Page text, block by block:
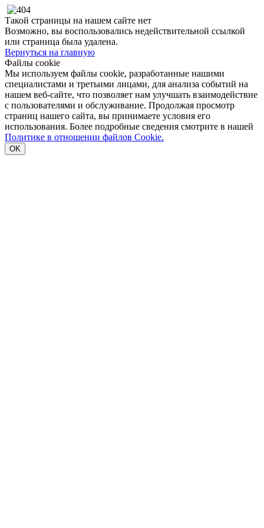
Такой страницы на нашем сайте нет
Возможно, вы воспользовались недействительной ссылкой
или страница была удалена.
Вернуться на главную
Файлы cookie
Мы используем файлы cookie, разработанные нашими
специалистами и третьими лицами, для анализа событий на
нашем веб-сайте, что позволяет нам улучшать взаимодействие
с пользователями и обслуживание. Продолжая просмотр
страниц нашего сайта, вы принимаете условия его
использования. Более подробные сведения смотрите в нашей
Политике в отношении файлов Cookie.
OK